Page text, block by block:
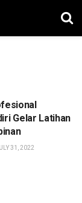
Gelar Latihan
31, 2022